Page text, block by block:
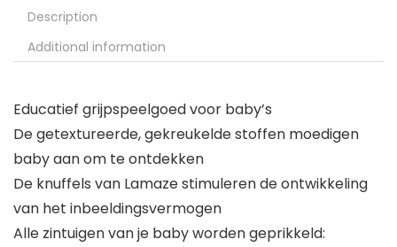
Description
Additional information
Educatief grijpspeelgoed voor baby’s
De getextureerde, gekreukelde stoffen moedigen
baby aan om te ontdekken
De knuffels van Lamaze stimuleren de ontwikkeling
van het inbeeldingsvermogen
Alle zintuigen van je baby worden geprikkeld: